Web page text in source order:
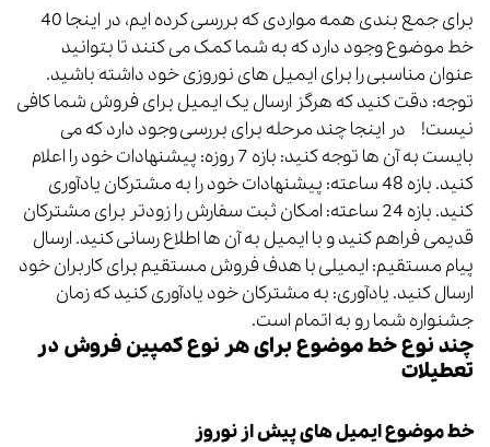
برای جمع بندی همه مواردی که بررسی کرده ایم، در اینجا 40
خط موضوع وجود دارد که به شما کمک می کنند تا بتوانید
عنوان مناسبی را برای ایمیل های نوروزی خود داشته باشید.
توجه: دقت کنید که هرگز ارسال یک ایمیل برای فروش شما کافی
نیست! در اینجا چند مرحله برای بررسی وجود دارد که می
بایست به آن ها توجه کنید: بازه 7 روزه: پیشنهادات خود را اعلام
کنید. بازه 48 ساعته: پیشنهادات خود را به مشترکان یادآوری
کنید. بازه 24 ساعته: امکان ثبت سفارش را زودتر برای مشترکان
قدیمی فراهم کنید و با ایمیل به آن ها اطلاع رسانی کنید. ارسال
پیام مستقیم: ایمیلی با هدف فروش مستقیم برای کاربران خود
ارسال کنید. یادآوری: به مشترکان خود یادآوری کنید که زمان
جشنواره شما رو به اتمام است.
چند نوع خط موضوع برای هر نوع کمپین فروش در
تعطیلات
خط موضوع ایمیل های پیش از نوروز